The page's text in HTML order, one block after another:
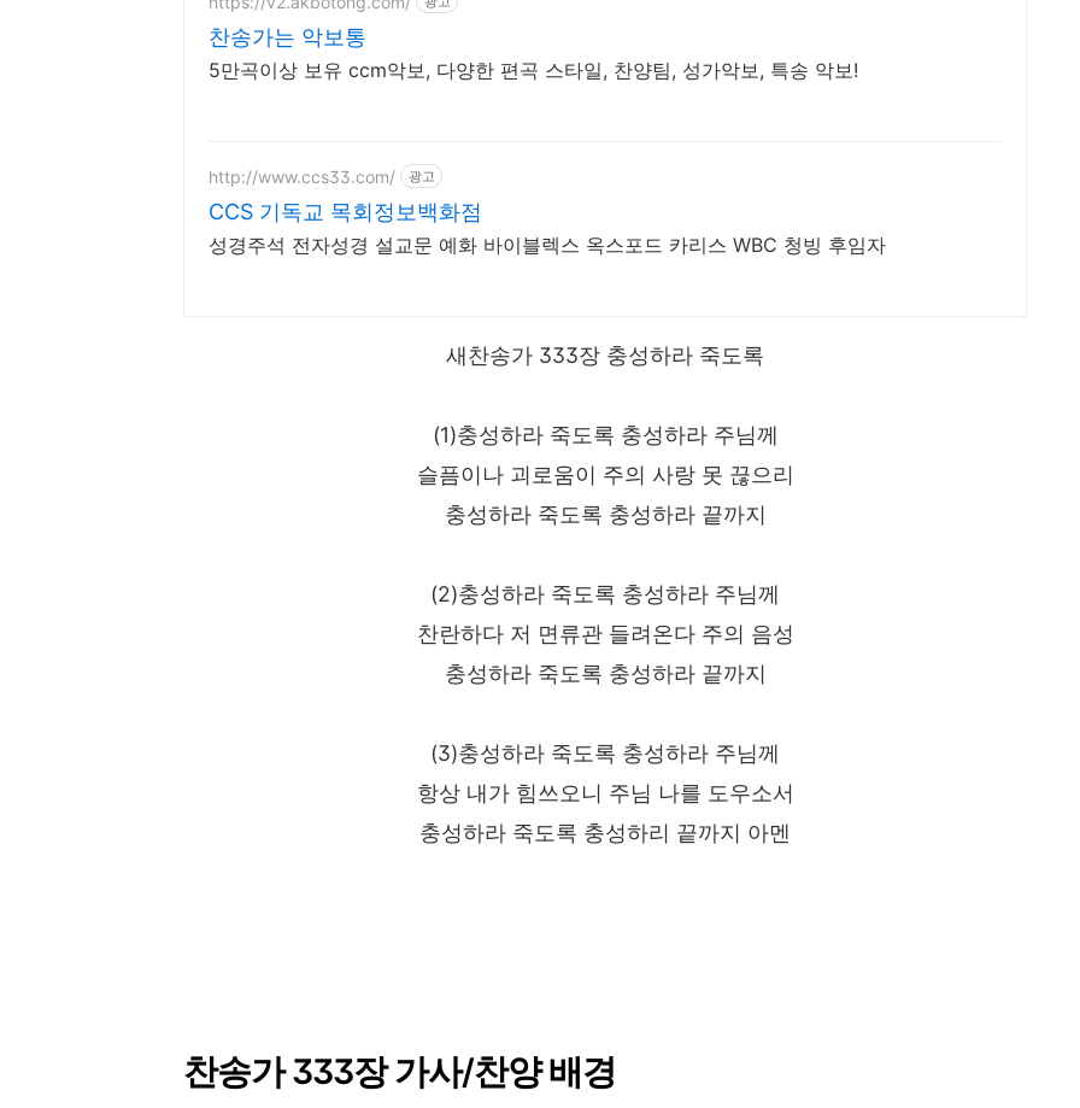
찬송가는 악보통
5만곡이상 보유 ccm악보, 다양한 편곡 스타일, 찬양팀, 성가악보, 특송 악보!
http://www.ccs33.com/ 광고
CCS 기독교 목회정보백화점
성경주석 전자성경 설교문 예화 바이블렉스 옥스포드 카리스 WBC 청빙 후임자
새찬송가 333장 충성하라 죽도록
(1)충성하라 죽도록 충성하라 주님께
슬픔이나 괴로움이 주의 사랑 못 끊으리
충성하라 죽도록 충성하라 끝까지
(2)충성하라 죽도록 충성하라 주님께
찬란하다 저 면류관 들려온다 주의 음성
충성하라 죽도록 충성하라 끝까지
(3)충성하라 죽도록 충성하라 주님께
항상 내가 힘쓰오니 주님 나를 도우소서
충성하라 죽도록 충성하리 끝까지 아멘
찬송가 333장 가사/찬양 배경